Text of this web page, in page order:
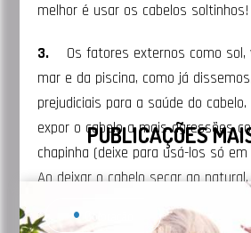
melhor é usar os cabelos soltinhos!
3. Os fatores externos como sol,
mar e da piscina, como já
prejudiciais para a saúde do
expor o cabelo a mais agressões
chapinha (deixe para usá-los só
Ao deixar o cabelo secar ao
finalizadores que não contenham
dar um ar mais bagunçadinho e
PUBLICAÇÕES